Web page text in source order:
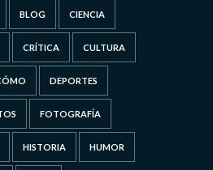
BLOG CIENCIA
CRÍTICA CULTURA
DEPORTES
FOTOGRAFÍA
HISTORIA HUMOR